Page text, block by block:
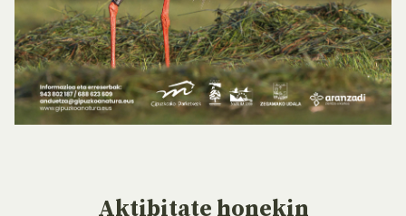
Aktibitate honekin